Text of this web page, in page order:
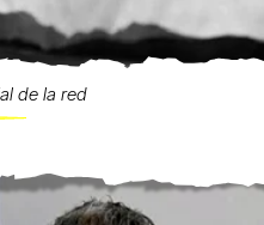
de la red